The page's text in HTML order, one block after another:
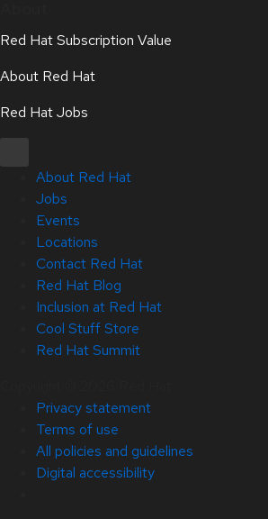
Red Hat Subscription Value
About Red Hat
Red Hat Jobs
About Red Hat
Jobs
Events
Locations
Contact Red Hat
Red Hat Blog
Inclusion at Red Hat
Cool Stuff Store
Red Hat Summit
Privacy statement
Terms of use
All policies and guidelines
Digital accessibility